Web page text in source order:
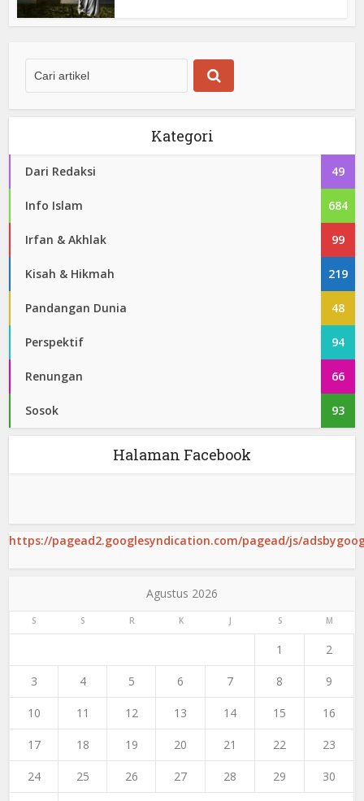
Kategori
Dari Redaksi 49
Info Islam 684
Irfan & Akhlak 99
Kisah & Hikmah 219
Pandangan Dunia 48
Perspektif 94
Renungan 66
Sosok 93
Halaman Facebook
https://pagead2.googlesyndication.com/pagead/js/
Agustus 2026
S S R K J S M
1 2
3 4 5 6 7 8 9
10 11 12 13 14 15 16
17 18 19 20 21 22 23
24 25 26 27 28 29 30